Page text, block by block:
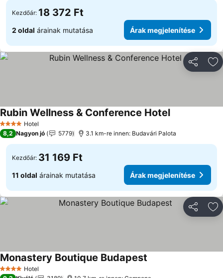
Kezdőár: 18 372 Ft
2 oldal árainak mutatása Árak megjelenítése
4 KategóriaHotel
Rubin Wellness & Conference HotelÁrak
8,2 Nagyon jó 5779 3.1 km-re innen: Budavári Palota
Kezdőár: 31 169 Ft
11 oldal árainak mutatása Árak megjelenítése
4 KategóriaHotel
Monastery Boutique Budapest